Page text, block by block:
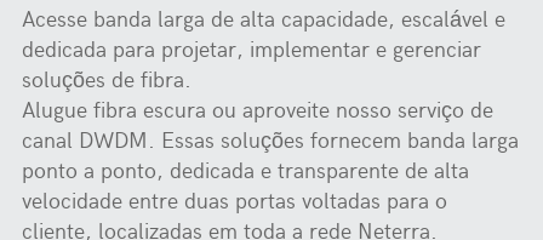
Acesse banda larga de alta capacidade, escalável e
dedicada para projetar, implementar e gerenciar
soluções de fibra.
Alugue fibra escura ou aproveite nosso serviço de
canal DWDM. Essas soluções fornecem banda larga
ponto a ponto, dedicada e transparente de alta
velocidade entre duas portas voltadas para o
cliente, localizadas em toda a rede Neterra.